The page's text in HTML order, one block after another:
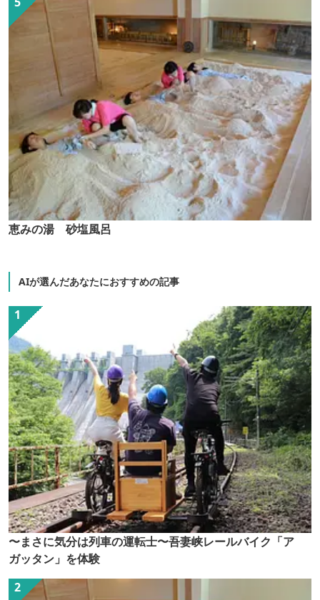
恵みの湯 砂塩風呂
AIが選んだあなたにおすすめの記事
〜まさに気分は列車の運転士〜吾妻峡レールバイク「ア
ガッタン」を体験